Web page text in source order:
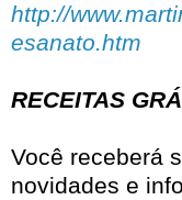
http://
esanato.htm
RECEITAS
Você receberá
novidades e